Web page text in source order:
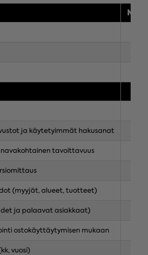
ja käytetyimmät hakusanat
tavoittavuus
(myyjät, alueet, tuotteet)
ja palaavat asiakkaat)
ostokäyttäytymisen mukaan
vuosi)